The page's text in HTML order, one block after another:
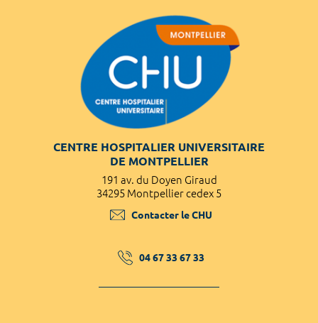
CENTRE HOSPITALIER UNIVERSITAIRE
DE MONTPELLIER
191 av. du Doyen Giraud
34295 Montpellier cedex 5
Contacter le CHU
04 67 33 67 33